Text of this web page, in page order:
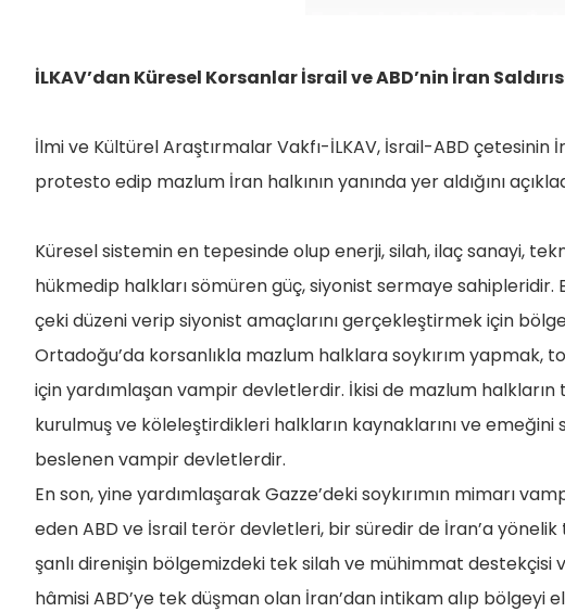
İLKAV’dan Küresel Korsanlar İsrail ve ABD’nin İran
İlmi ve Kültürel Araştırmalar Vakfı-İLKAV, İsrail-ABD çetesinin
protesto edip mazlum İran halkının yanında yer aldığını
Küresel sistemin en tepesinde olup enerji, silah, ilaç sanayi,
hükmedip halkları sömüren güç, siyonist sermaye sahipleridir.
çeki düzeni verip siyonist amaçlarını gerçekleştirmek için
Ortadoğu’da korsanlıkla mazlum halklara soykırım yapmak,
için yardımlaşan vampir devletlerdir. İkisi de mazlum halkların
kurulmuş ve köleleştirdikleri halkların kaynaklarını ve
beslenen vampir devletlerdir.
En son, yine yardımlaşarak Gazze’deki soykırımın mimarı
eden ABD ve İsrail terör devletleri, bir süredir de İran’a
şanlı direnişin bölgemizdeki tek silah ve mühimmat
hâmisi ABD’ye tek düşman olan İran’dan intikam alıp bölgeyi